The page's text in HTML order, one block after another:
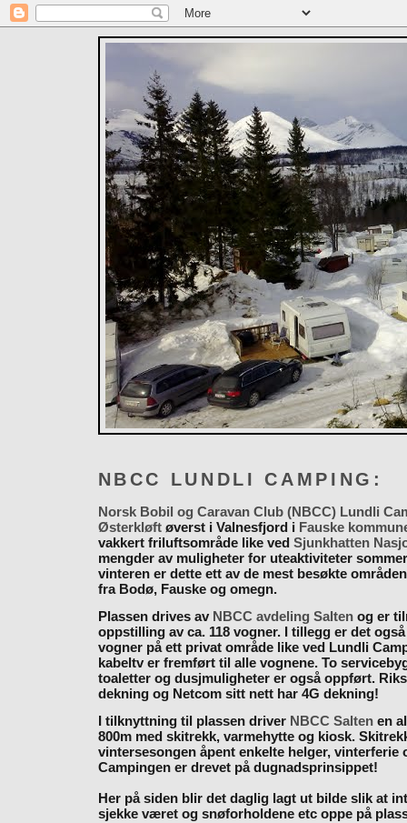
NBCC LUNDLI CAMPING:
Norsk Bobil og Caravan Club (NBCC) Lundli
Østerkløftøverst i Valnesfjord i Fauske
vakkert friluftsområde like ved Sjunkhatten
mengder av muligheter for uteaktiviteter
vinteren er dette ett av de mest besøkte
fra Bodø, Fauske og omegn.
Plassen drives av NBCC avdeling Saltenog er
oppstilling av ca. 118 vogner. I tillegg er det
vogner på ett privat område like ved Lundli
kabeltv er fremført til alle vognene. To
toaletter og dusjmuligheter er også oppført.
dekning og Netcom sitt nett har 4G dekning!
I tilknyttning til plassen driver NBCC Saltenen
800m med skitrekk, varmehytte og kiosk.
vintersesongen åpent enkelte helger, vinterferie
Campingen er drevet på dugnadsprinsippet!
Her på siden blir det daglig lagt ut bilde slik at
sjekke været og snøforholdene etc oppe på